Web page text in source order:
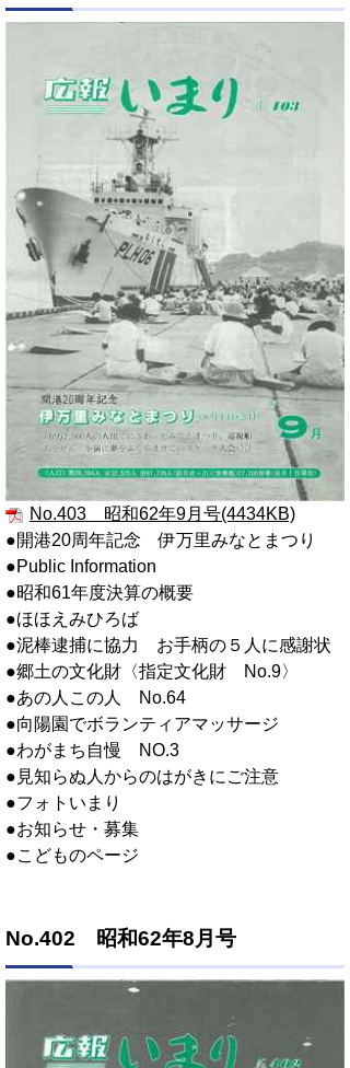
No.403 昭和62年9月号(4434KB)
●開港20周年記念 伊万里みなとまつり
●Public Information
●昭和61年度決算の概要
●ほほえみひろば
●泥棒逮捕に協力 お手柄の５人に感謝状
●郷土の文化財〈指定文化財 No.9〉
●あの人この人 No.64
●向陽園でボランティアマッサージ
●わがまち自慢 NO.3
●見知らぬ人からのはがきにご注意
●フォトいまり
●お知らせ・募集
●こどものページ
No.402 昭和62年8月号